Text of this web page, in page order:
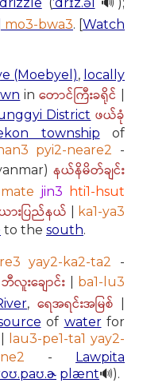
mo3-bwa3. [Watch
(Moebyel), locally
inတောင်ကြီးခရိုင်
District ဖယ်ခုံ
township of
pyi2-neare2
-
နယ်နိမိတ်ချင်း
jin3
hti1-hsut
းပြည်နယ်
ka1-ya3
to the south.
yay2-ka2-ta2
-
ဘီလူးချောင်း
ba1-lu3
, ရေအရင်းအမြစ်
of waterfor
lau3-pe1-ta1 yay2-
- Lawpita
plænt🔊).